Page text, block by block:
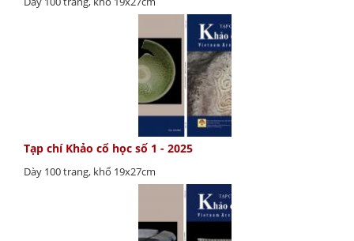
Tạp chí Khảo cổ học số 1 - 2025
Dày 100 trang, khổ 19x27cm